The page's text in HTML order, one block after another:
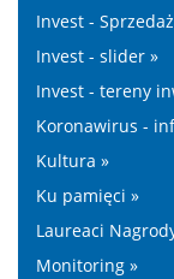
Invest -
Invest - slider »
Invest - tereny
Koronawirus -
Kultura »
Ku pamięci »
Laureaci
Monitoring »